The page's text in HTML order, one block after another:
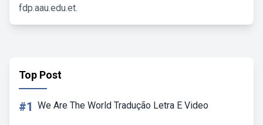
fdp.aau.edu.et.
Top Post
#1 We Are The World Tradução Letra E Video